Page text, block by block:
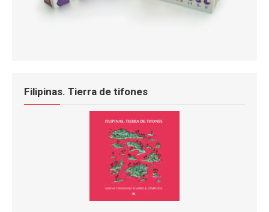
Filipinas. Tierra de tifones